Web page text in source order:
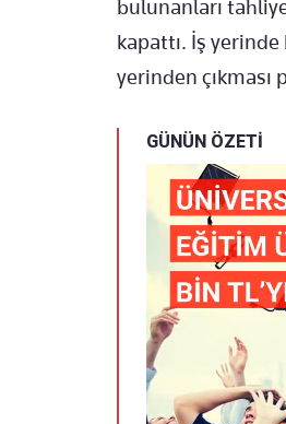
bulunanları
kapattı. İş
yerinden çıkması
GÜNÜN ÖZETİ